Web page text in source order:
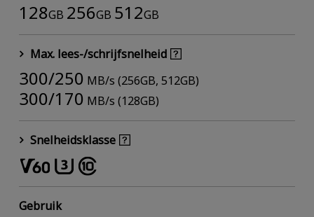
128GB 256GB 512GB
Max. lees-/schrijfsnelheid
300/250 MB/s (256GB, 512GB)
300/170 MB/s (128GB)
Snelheidsklasse
Gebruik